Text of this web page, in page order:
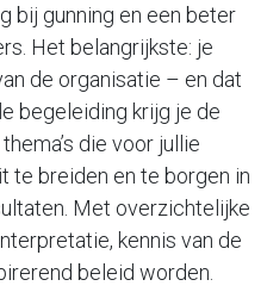
bij gunning en een beter
Het belangrijkste: je
de organisatie – en dat
begeleiding krijg je de
die voor jullie
te breiden en te borgen in
Met overzichtelijke
kennis van de
beleid worden.